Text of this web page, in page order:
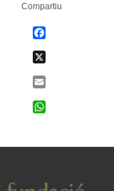
Compartiu